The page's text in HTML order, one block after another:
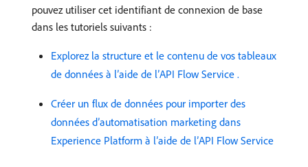
pouvez utiliser cet identifiant de connexion de base
dans les tutoriels suivants :
Explorez la structure et le contenu de vos tableaux
de données à l’aide de l’API Flow Service .
Créer un flux de données pour importer des
données d’automatisation marketing dans
Experience Platform à l’aide de l’API Flow Service ​